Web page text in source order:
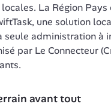
La Région Pays
une solution
seule administration à
par Le Connecteur
avant tout